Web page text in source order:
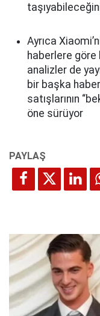
Ayrıca
haberlere göre
analizler de
bir başka
satışlarının
öne sürüyor